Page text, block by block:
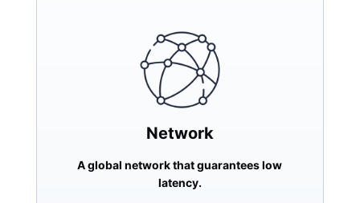
Network
A global network that guarantees low
latency.